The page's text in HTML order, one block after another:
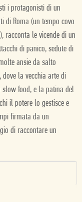
i protagonisti di un
di Roma (un tempo covo
racconta le vicende di un
di panico, sedute di
ansie da salto
dove la vecchia arte di
food, e la patina del
il potere lo gestisce e
firmata da un
di raccontare un